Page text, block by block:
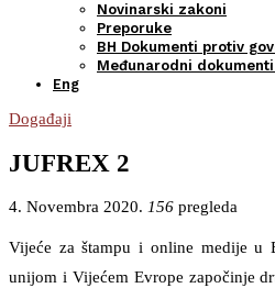
Novinarski zakoni
Preporuke
BH Dokumenti protiv
Međunarodni
Eng
Događaji
JUFREX 2
4. Novembra 2020. 156 pregleda
Vijeće za štampu i online medije u
unijom i Vijećem Evrope započinje